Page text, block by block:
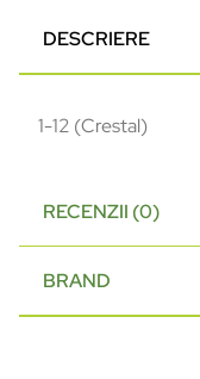
DESCRIERE
1-12 (Crestal)
RECENZII (0)
BRAND